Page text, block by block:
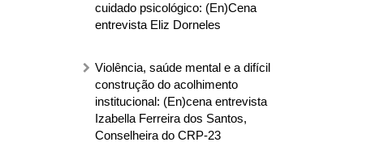
cuidado psicológico: (En)Cena
entrevista Eliz Dorneles
Violência, saúde mental e a difícil
construção do acolhimento
institucional: (En)cena entrevista
Izabella Ferreira dos Santos,
Conselheira do CRP-23